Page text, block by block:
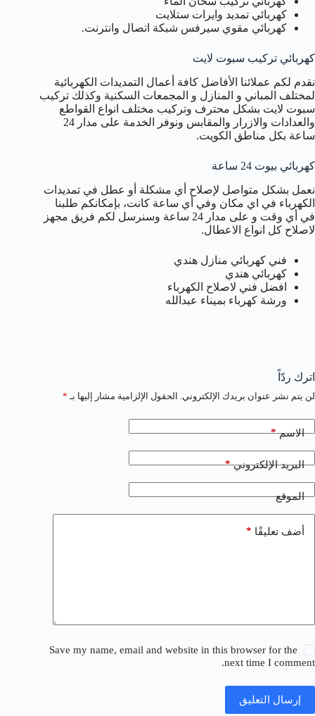
كهربائي تمديد وايرات ستلايت
كهربائي مقوي سيرفس شبكة اتصال وانترنت.
كهربائي تركيب سبوت لايت
نقدم لكم عملائنا الأفاضل كافة أعمال التمديدات الكهربائية
لمختلف المباني و المنازل و المجمعات السكنية وكذلك تركيب
سبوت لايت بشكل محترف وتركيب مختلف انواع القواطع
والعدادات والازرار والمقابس ونوفر الخدمة على مدار 24
ساعة بكل مناطق الكويت.
كهربائي بيوت 24 ساعة
نعمل بشكل متواصل لإصلاح أي مشكلة أو عطل في تمديدات
الكهرباء في اي مكان وفي أي ساعة كانت، بإمكانكم طلبنا
في أي وقت و على مدار 24 ساعة وسنرسل لكم فريق مجهز
لاصلاح كل انواع الاعطال.
فني كهربائي منازل هندي
كهربائي هندي
افضل فني لاصلاح الكهرباء
ورشة كهرباء بميناء عبدالله
اترك ردّاً
لن يتم نشر عنوان بريدك الإلكتروني. الحقول الإلزامية مشار إليها بـ *
الاسم*
البريد الإلكتروني*
الموقع
أضف تعليقًا *
Save my name, email and website in this browser for the
next time I comment.
إرسال التعليق